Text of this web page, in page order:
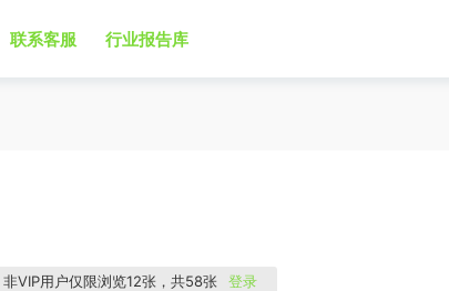
联系客服 行业报告库
非VIP用户仅限浏览12张，共58张 登录